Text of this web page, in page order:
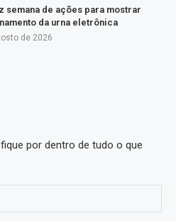
semana de ações para mostrar
da urna eletrônica
de 2026
por dentro de tudo o que